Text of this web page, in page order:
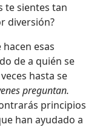
te sientes tan
diversión?
esas
de a quién se
hasta se
preguntan.
principios
han ayudado a